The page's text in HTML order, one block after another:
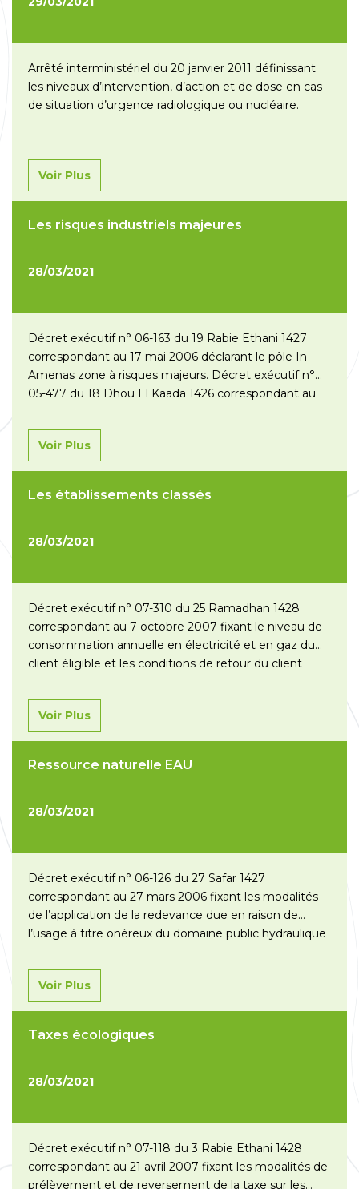
Arrêté interministériel du 20 janvier 2011 définissant
les niveaux d’intervention, d’action et de dose en cas
de situation d’urgence radiologique ou nucléaire.
Voir Plus
Les risques industriels majeures
28/03/2021
Décret exécutif n° 06-163 du 19 Rabie Ethani 1427
correspondant au 17 mai 2006 déclarant le pôle In
Amenas zone à risques majeurs. Décret exécutif n°
05-477 du 18 Dhou El Kaada 1426 correspondant au
risques majeurs. Décret exécutif n° 06-161 du 19 Rabie
Ethani 1427…
Voir Plus
Les établissements classés
28/03/2021
Décret exécutif n° 07-310 du 25 Ramadhan 1428
correspondant au 7 octobre 2007 fixant le niveau de
consommation annuelle en électricité et en gaz du
client éligible et les conditions de retour du client
du 21 Joumada El Oula 1426 correspondant au 28 juin
2005 fixant…
Voir Plus
Ressource naturelle EAU
28/03/2021
Décret exécutif n° 06-126 du 27 Safar 1427
correspondant au 27 mars 2006 fixant les modalités
de l’application de la redevance due en raison de
l’usage à titre onéreux du domaine public hydraulique
puits pétroliers ou pour d’autres usages du domaine
des hydrocarbures. Décret exécutif n° 10-25 du 26
Voir Plus
Taxes écologiques
28/03/2021
Décret exécutif n° 07-118 du 3 Rabie Ethani 1428
correspondant au 21 avril 2007 fixant les modalités de
prélèvement et de reversement de la taxe sur les